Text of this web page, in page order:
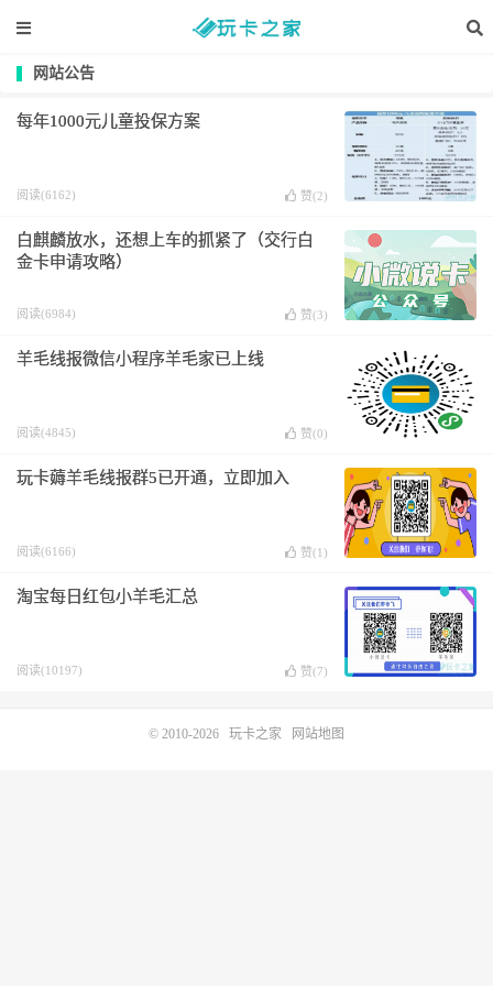
网站公告
每年1000元儿童投保方案
阅读(6162) 赞(2)
白麒麟放水，还想上车的抓紧了（交行白
金卡申请攻略）
阅读(6984) 赞(3)
羊毛线报微信小程序羊毛家已上线
阅读(4845) 赞(0)
玩卡薅羊毛线报群5已开通，立即加入
阅读(6166) 赞(1 )
淘宝每日红包小羊毛汇总
阅读(10197) 赞(7)
© 2010-2026 玩卡之家 网站地图